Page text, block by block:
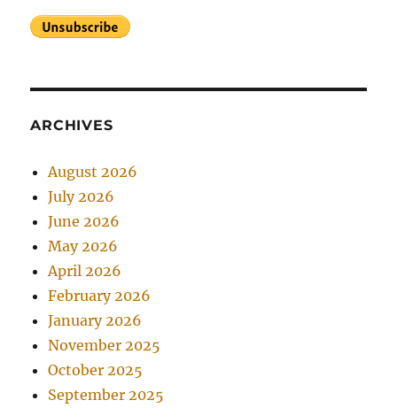
ARCHIVES
August 2026
July 2026
June 2026
May 2026
April 2026
February 2026
January 2026
November 2025
October 2025
September 2025